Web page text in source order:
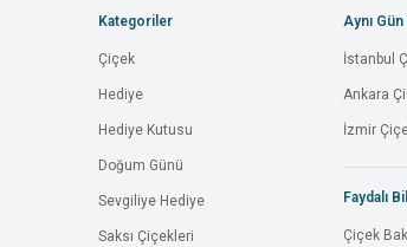
Kategoriler
Çiçek
Hediye
Hediye Kutusu
Doğum Günü
Sevgiliye Hediye
Saksı Çiçekleri
Aynı
İstanbul
Ankara
İzmir
Faydalı
Çiçek